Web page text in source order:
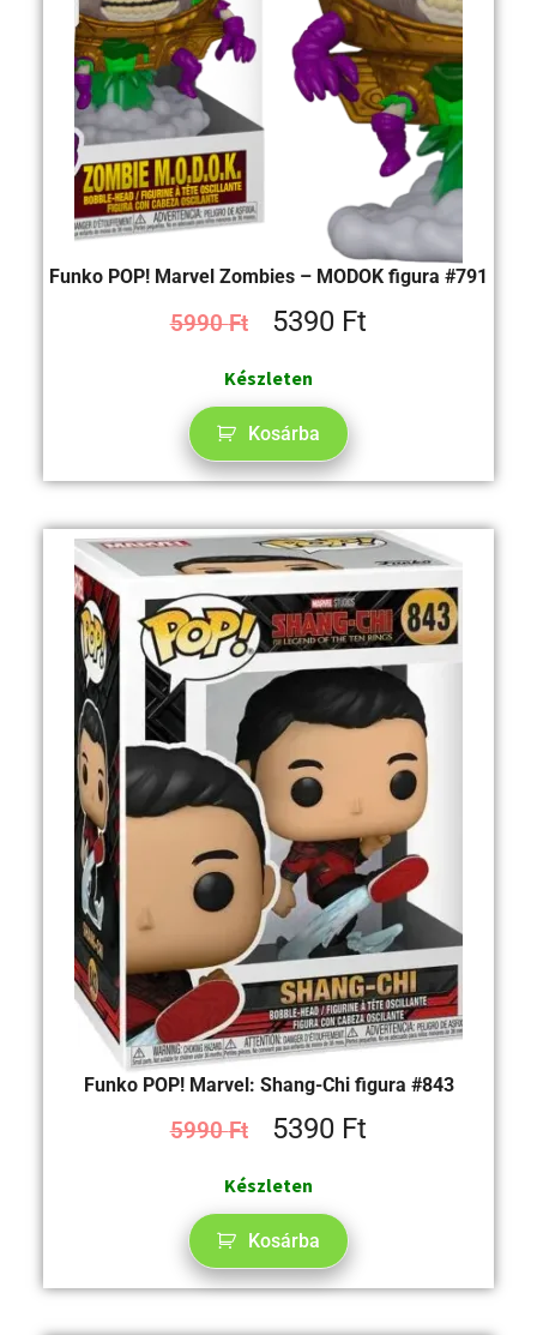
Funko POP! Marvel Zombies – MODOK figura #791
5990Ft 5390 Ft
Készleten
Kosárba
Funko POP! Marvel: Shang-Chi figura #843
5990Ft 5390 Ft
Készleten
Kosárba